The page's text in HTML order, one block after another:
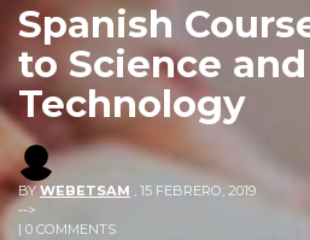
Spanish
to Science and
Technology
BYWEBETSAM , 15 FEBRERO, 2019
-->
| 0 COMMENTS